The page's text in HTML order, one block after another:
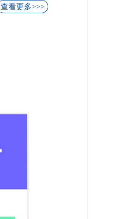
查看更多>>>